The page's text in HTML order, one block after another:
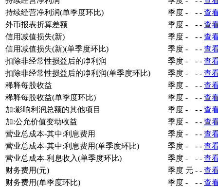
持续经营净利润(单季度环比)
季度 - - - 查
外币报表折算差额
季度 - - - 查
信用减值损失(新)
季度 - - - 查
信用减值损失(新)(单季度环比)
季度 - - - 查
扣除非经常性损益后的净利润
季度 - - - 查
扣除非经常性损益后的净利润(单季度环比)
季度 - - - 查
稀释每股收益
季度 - - - 查
稀释每股收益(单季度环比)
季度 - - - 查
加:影响利润总额的其他项目
季度 - - - 查
加:公允价值变动收益
季度 - - - 查
营业总成本-其中:利息费用
季度 - - - 查
营业总成本-其中:利息费用(单季度环比)
季度 - - - 查
营业总成本-利息收入(单季度环比)
季度 - - - 查
财务费用(元)
季度 元 - - 查
财务费用(单季度环比)
季度 - - - 查